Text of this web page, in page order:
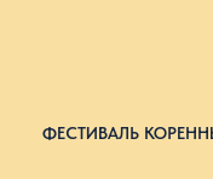
ФЕСТИВАЛЬ